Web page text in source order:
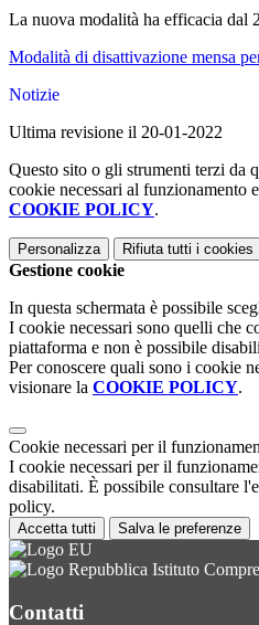
La nuova modalità ha efficacia dal
Modalità di disattivazione mensa
Notizie
Ultima revisione il 20-01-2022
Questo sito o gli strumenti terzi da
cookie necessari al funzionamento
COOKIE POLICY.
Personalizza Rifiuta tutti i cookies
Gestione cookie
In questa schermata è possibile
I cookie necessari sono quelli che
piattaforma e non è possibile
Per conoscere quali sono i cookie
visionare la COOKIE POLICY.
Cookie necessari per il
I cookie necessari per il
disabilitati. È possibile consultare
policy.
Accetta tutti Salva le preferenze
Istituto
Contatti